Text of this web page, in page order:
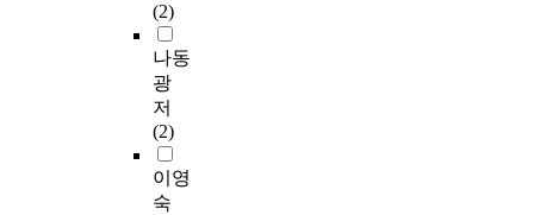
(2)
나동
광
저
(2)
이영
숙